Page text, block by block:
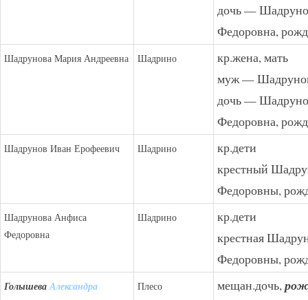
дочь —
Федоровна,
Шадрунова Мария Андреевна Шадрино
кр.жена, мать
муж —
дочь —
Федоровна,
Шадрунов Иван Ерофеевич Шадрино
кр.дети
крестный
Федоровны,
Шадрунова Анфиса
Федоровна
Шадрино
кр.дети
крестная
Федоровны,
ГолышеваАлександра Плесо мещан.дочь,